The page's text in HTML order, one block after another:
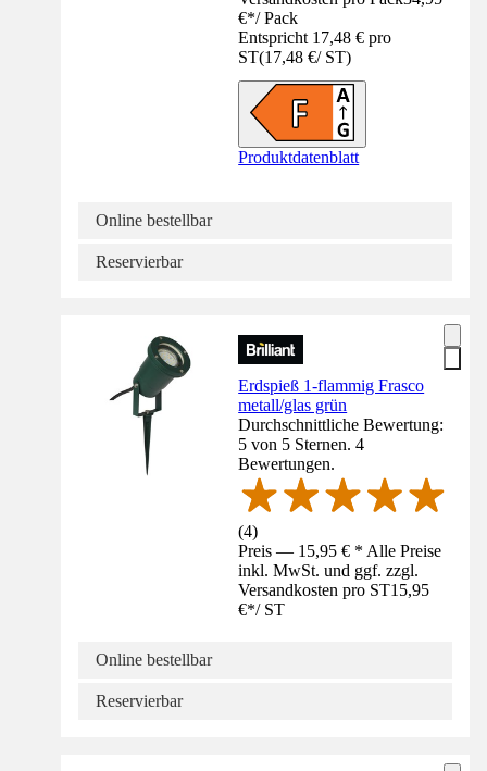
€*/ Pack
Entspricht 17,48 € pro
ST(17,48 €/ ST)
Produktdatenblatt
Online bestellbar
Reservierbar
Erdspieß 1-flammig Frasco
metall/glas grün
Durchschnittliche Bewertung:
5 von 5 Sternen. 4
Bewertungen.
(4)
Preis — 15,95 € * Alle Preise
inkl. MwSt. und ggf. zzgl.
Versandkosten pro ST15,95
€*/ ST
Online bestellbar
Reservierbar